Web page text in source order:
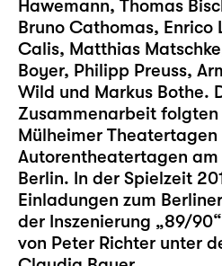
Hawemann, Thomas
Bruno Cathomas, Enrico
Calis, Matthias
Boyer, Philipp Preuss,
Wild und Markus Bothe.
Zusammenarbeit folgten
Mülheimer Theatertagen
Autorentheatertagen
Berlin. In der Spielzeit
Einladungen zum
der Inszenierung „89/
von Peter Richter unter